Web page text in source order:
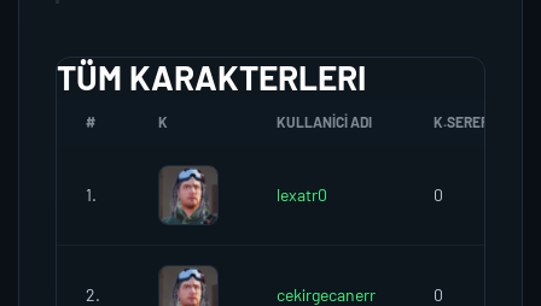
TÜM KARAKTERLERI
# K KULLANICI ADI K.SEREFI
1. lexatr0 0
2. cekirgecanerr 0